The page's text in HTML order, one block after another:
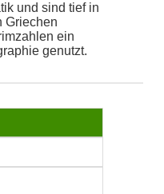
und sind tief in
Griechen
ein
genutzt.